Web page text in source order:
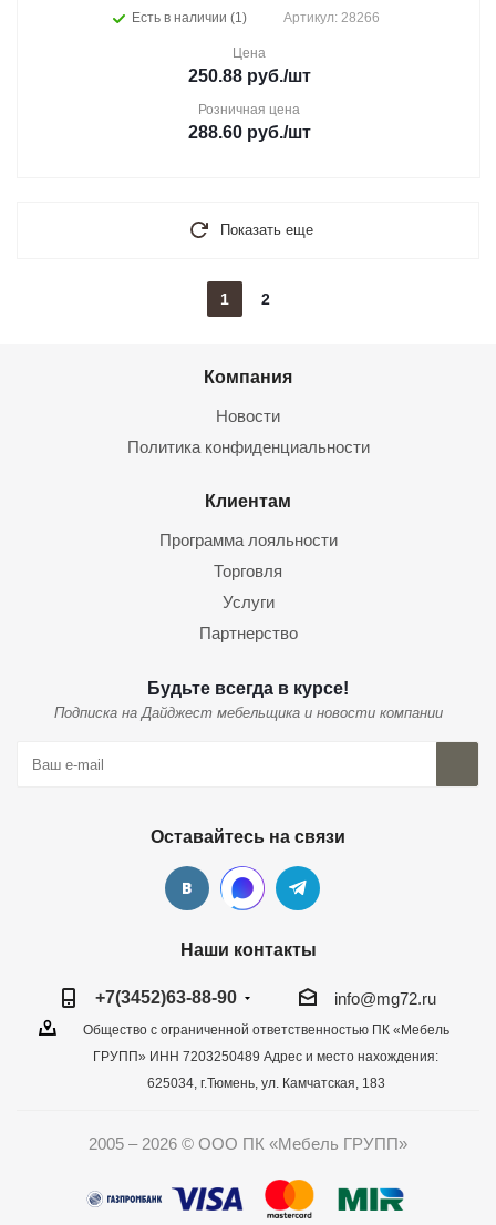
Есть в наличии (1)
Артикул: 28266
Цена
250.88руб./шт
Розничная цена
288.60руб./шт
Показать еще
1 2
Компания
Новости
Политика конфиденциальности
Клиентам
Программа лояльности
Торговля
Услуги
Партнерство
Будьте всегда в курсе!
Подписка на Дайджест мебельщика и новости компании
Оставайтесь на связи
Наши контакты
+7(3452)63-88-90 info@mg72.ru
Общество с ограниченной ответственностью ПК «Мебель
ГРУПП» ИНН 7203250489 Адрес и место нахождения:
625034, г.Тюмень, ул. Камчатская, 183
2005 – 2026 © ООО ПК «Мебель ГРУПП»